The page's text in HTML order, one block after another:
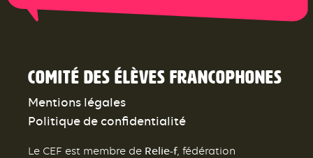
Comité des élèves francophones
Mentions légales
Politique de confidentialité
Le CEF est membre de Relie-f , fédération